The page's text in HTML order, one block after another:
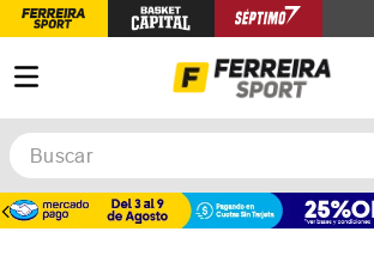
Buscar
TÉRMINOS MÁS BUSCADOS